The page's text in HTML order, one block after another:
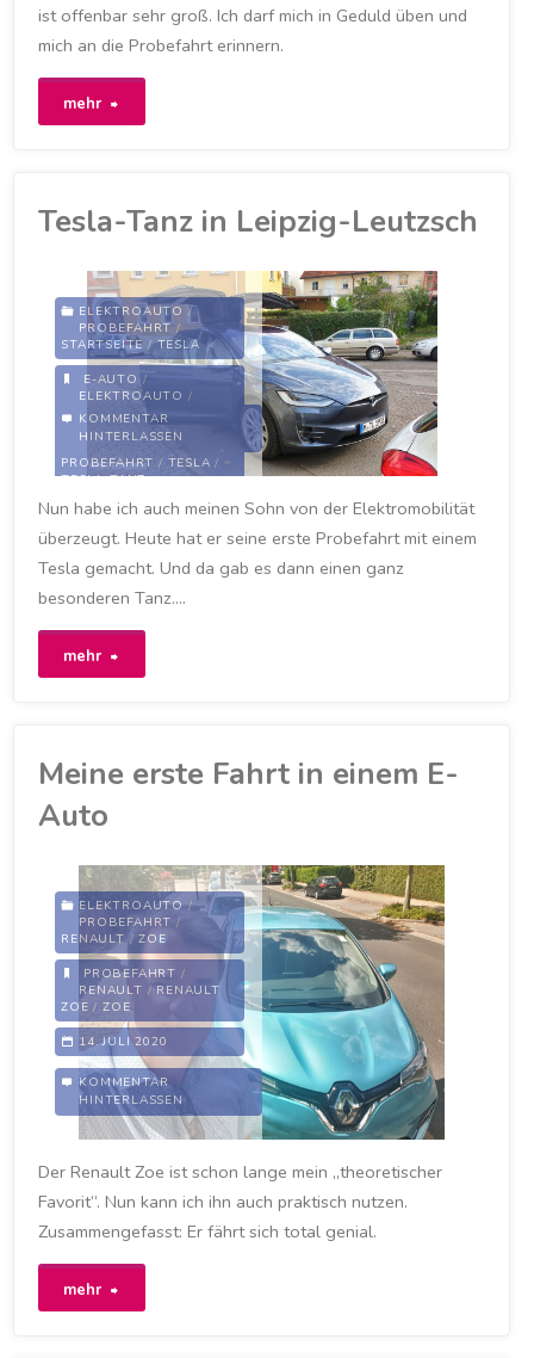
ist offenbar sehr groß. Ich darf mich in Geduld üben und
mich an die Probefahrt erinnern.
mehr
Tesla-Tanz in Leipzig-Leutzsch
ELEKTROAUTO /
PROBEFAHRT /
STARTSEITE / TESLA
E-AUTO /
ELEKTROAUTO /
ELEKTROMOBILITÄT
LEIPZIG/LEIPZIG-
LEUTZSCH/ LEUTZSCH
PROBEFAHRT / TESLA /
TESLA-TANZ
24. SEPTEMBER 2020
KOMMENTAR
HINTERLASSEN
Nun habe ich auch meinen Sohn von der Elektromobilität
überzeugt. Heute hat er seine erste Probefahrt mit einem
Tesla gemacht. Und da gab es dann einen ganz
besonderen Tanz….
mehr
Meine erste Fahrt in einem E-
Auto
ELEKTROAUTO /
PROBEFAHRT /
RENAULT / ZOE
PROBEFAHRT /
RENAULT /RENAULT
ZOE / ZOE
14. JULI 2020
KOMMENTAR
HINTERLASSEN
Der Renault Zoe ist schon lange mein „theoretischer
Favorit“. Nun kann ich ihn auch praktisch nutzen.
Zusammengefasst: Er fährt sich total genial.
mehr